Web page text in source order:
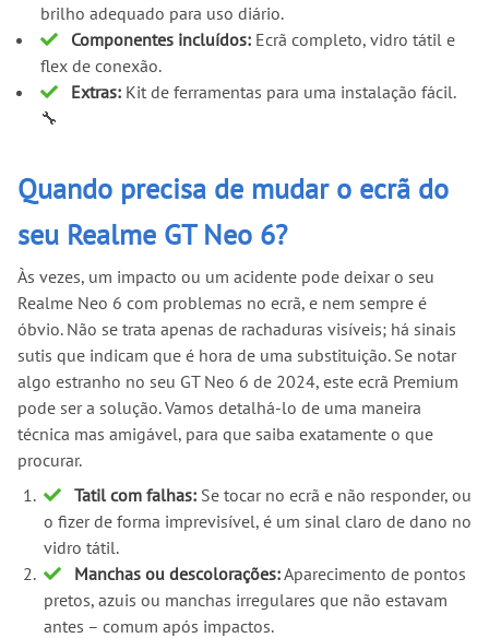
brilho adequado para uso diário.
Componentes incluídos:Ecrã completo, vidro tátil e
flex de conexão.
Extras:Kit de ferramentas para uma instalação fácil.
🔧
Quando precisa de mudar o ecrã do
seu Realme GT Neo 6?
Às vezes, um impacto ou um acidente pode deixar o seu
Realme Neo 6 com problemas no ecrã, e nem sempre é
óbvio. Não se trata apenas de rachaduras visíveis; há sinais
sutis que indicam que é hora de uma substituição. Se notar
algo estranho no seu GT Neo 6 de 2024, este ecrã Premium
pode ser a solução. Vamos detalhá-lo de uma maneira
técnica mas amigável, para que saiba exatamente o que
procurar.
Tatil com falhas: Se tocar no ecrã e não responder, ou
o fizer de forma imprevisível, é um sinal claro de dano no
vidro tátil.
Manchas ou descolorações:Aparecimento de pontos
pretos, azuis ou manchas irregulares que não estavam
antes – comum após impactos.